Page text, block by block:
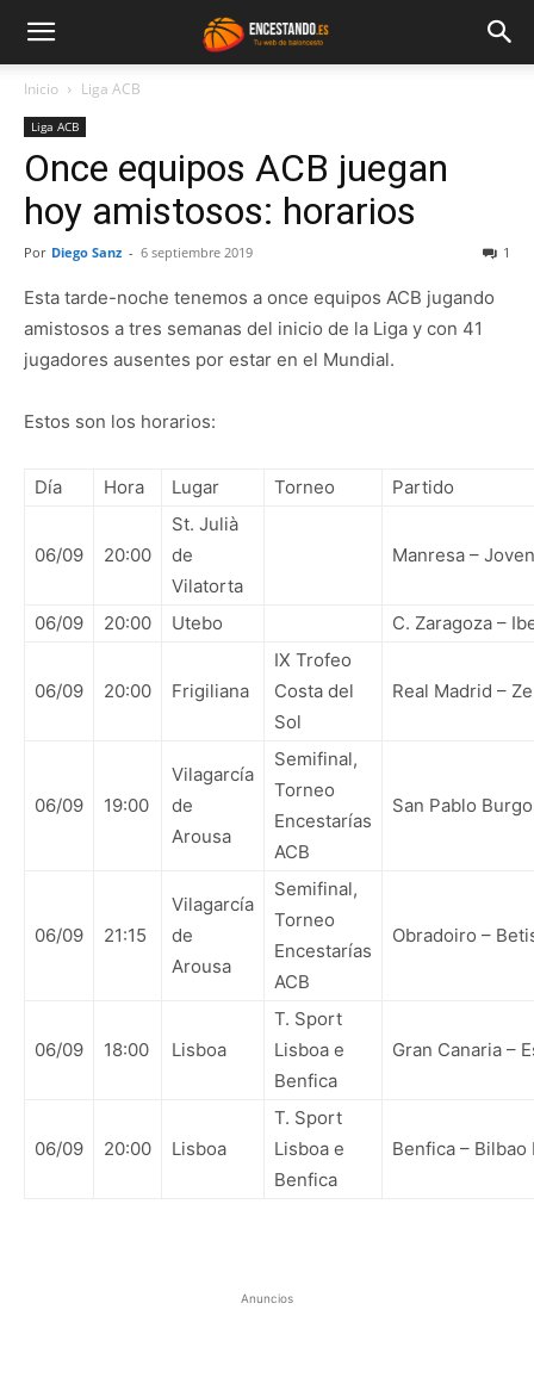
Inicio Liga ACB
Liga ACB
Once equipos ACB juegan
hoy amistosos: horarios
Por Diego Sanz - 6 septiembre 2019 1
Esta tarde-noche tenemos a once equipos ACB jugando
amistosos a tres semanas del inicio de la Liga y con 41
jugadores ausentes por estar en el Mundial.
Estos son los horarios:
Día Hora Lugar Torneo Partido
06/09 20:00
St. Julià
de
Vilatorta
Manresa –
06/09 20:00 Utebo C. Zaragoza –
06/09 20:00 Frigiliana
IX Trofeo
Costa del
Sol
Real Madrid –
06/09 19:00
Vilagarcía
de
Arousa
Semifinal,
Torneo
Encestarías
ACB
San Pablo
06/09 21:15
Vilagarcía
de
Arousa
Semifinal,
Torneo
Encestarías
ACB
Obradoiro –
06/09 18:00 Lisboa
T. Sport
Lisboa e
Benfica
Gran Canaria –
06/09 20:00 Lisboa
T. Sport
Lisboa e
Benfica
Benfica – Bilbao
Anuncios